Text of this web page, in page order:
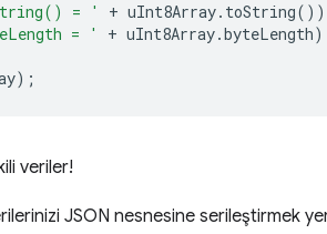
= ' + uInt8Array. toString
= '
+ uInt8Array.byteLength
);
veriler!
JSON nesnesine serileştirmek